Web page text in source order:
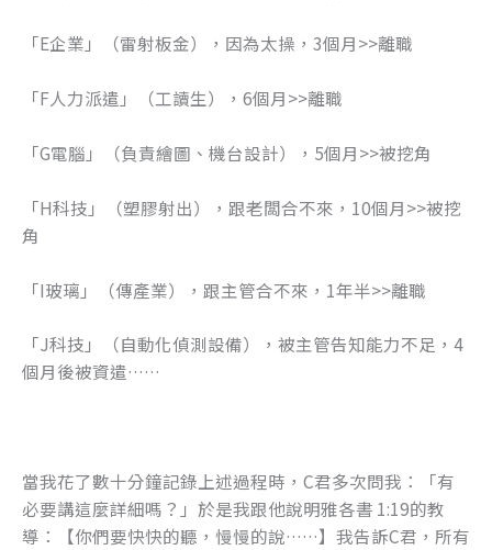
「E企業」（雷射板金），因為太操，3個月>>離職
「F人力派遣」（工讀生），6個月>>離職
「G電腦」（負責繪圖、機台設計），5個月>>被挖角
「H科技」（塑膠射出），跟老闆合不來，10個月>>被挖
角
「I玻璃」（傳產業），跟主管合不來，1年半>>離職
「J科技」（自動化偵測設備），被主管告知能力不足，4
個月後被資遣……
當我花了數十分鐘記錄上述過程時，C君多次問我：「有
必要講這麼詳細嗎？」於是我跟他說明雅各書 1:19的教
導：【你們要快快的聽，慢慢的說……】我告訴C君，所有